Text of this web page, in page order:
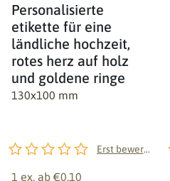
Personalisierte
etikette für eine
ländliche hochzeit,
rotes herz auf holz
und goldene ringe
130x100 mm
Erst bewerten!
1 ex. ab €0.10